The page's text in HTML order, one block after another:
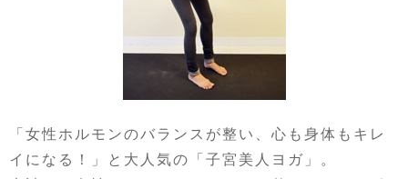
「女性ホルモンのバランスが整い、心も身体もキレ
イになる！」と大人気の「子宮美人ヨガ」。